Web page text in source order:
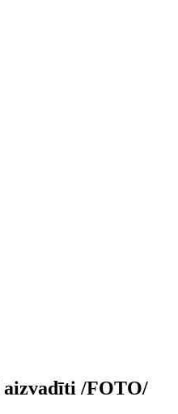
aizvadīti /FOTO/